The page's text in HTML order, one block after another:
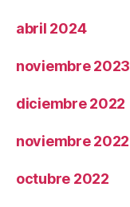
abril 2024
noviembre 2023
diciembre 2022
noviembre 2022
octubre 2022